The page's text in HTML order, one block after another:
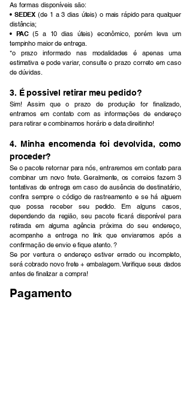
​As formas disponíveis são:
• SEDEX (de 1 a 3 dias úteis) o mais rápido para qualquer
distância;
• PAC(5 a 10 dias úteis) econômico, porém leva um
tempinho maior de entrega.
*o prazo informado nas modalidades é apenas uma
estimativa e pode variar, consulte o prazo correto em caso
de dúvidas.
3. É possivel retirar meu pedido?
Sim! Assim que o prazo de produção for finalizado,
entramos em contato com as informações de endereço
para retirar e combinamos horário e data direitinho!
4. Minha encomenda foi devolvida, como
proceder?
Se o pacote retornar para nós, entraremos em contato para
combinar um novo frete. Geralmente, os correios fazem 3
tentativas de entrega em caso de ausência de destinatário,
confira sempre o código de rastreamento e se há alguem
que possa receber seu pedido. Em alguns casos,
dependendo da região, seu pacote ficará disponível para
retirada em alguma agência próxima do seu endereço,
acompanhe a entrega no link que enviaremos após a
confirmação de envio e fique atento. ?
Se por ventura o endereço estiver errado ou incompleto,
será cobrado novo frete + embalagem. Verifique seus dados
antes de finalizar a compra!
Pagamento